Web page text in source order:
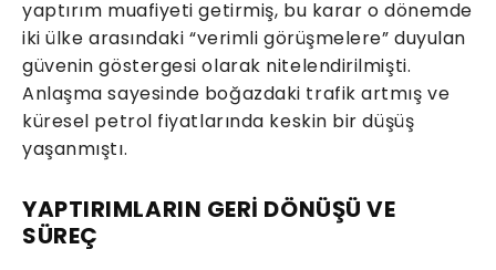
yaptırım muafiyeti getirmiş, bu karar o dönemde
iki ülke arasındaki “verimli görüşmelere” duyulan
güvenin göstergesi olarak nitelendirilmişti.
Anlaşma sayesinde boğazdaki trafik artmış ve
küresel petrol fiyatlarında keskin bir düşüş
yaşanmıştı.
YAPTIRIMLARIN GERİ DÖNÜŞÜ VE
SÜREÇ